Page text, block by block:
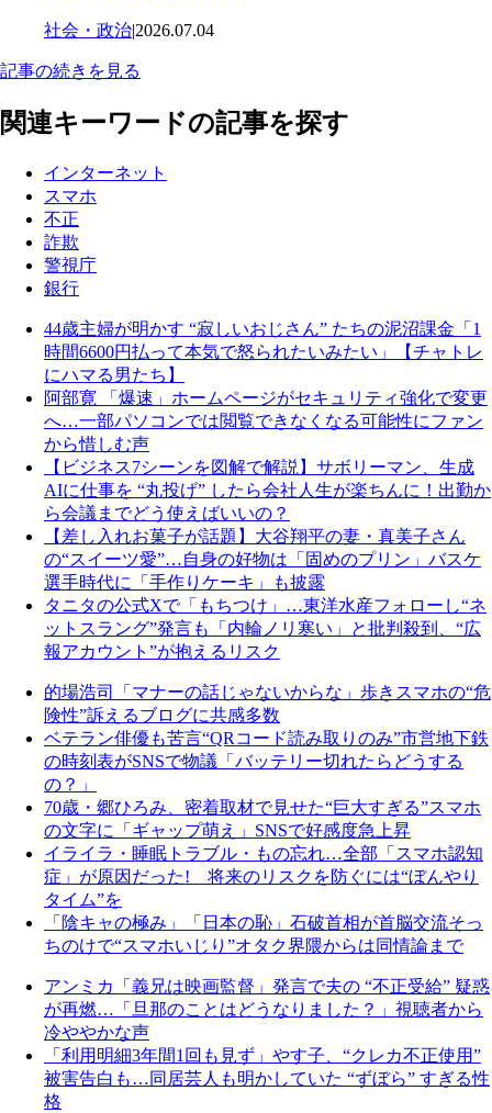
社会・政治|2026.07.04
記事の続きを見る
関連キーワードの記事を探す
インターネット
スマホ
不正
詐欺
警視庁
銀行
44歳主婦が明かす “寂しいおじさん” たちの泥沼課金「1
時間6600円払って本気で怒られたいみたい」【チャトレ
にハマる男たち】
阿部寛 「爆速」ホームページがセキュリティ強化で変更
へ…一部パソコンでは閲覧できなくなる可能性にファン
から惜しむ声
【ビジネス7シーンを図解で解説】サボリーマン、生成
AIに仕事を “丸投げ” したら会社人生が楽ちんに！出勤か
ら会議までどう使えばいいの？
【差し入れお菓子が話題】大谷翔平の妻・真美子さん
の“スイーツ愛”…自身の好物は「固めのプリン」バスケ
選手時代に「手作りケーキ」も披露
タニタの公式Xで「もちつけ」…東洋水産フォローし“ネ
ットスラング”発言も「内輪ノリ寒い」と批判殺到、“広
報アカウント”が抱えるリスク
的場浩司「マナーの話じゃないからな」歩きスマホの“危
険性”訴えるブログに共感多数
ベテラン俳優も苦言“QRコード読み取りのみ”市営地下鉄
の時刻表がSNSで物議「バッテリー切れたらどうする
の？」
70歳・郷ひろみ、密着取材で見せた“巨大すぎる”スマホ
の文字に「ギャップ萌え」SNSで好感度急上昇
イライラ・睡眠トラブル・もの忘れ…全部「スマホ認知
症」が原因だった! 将来のリスクを防ぐには“ぼんやり
タイム”を
「陰キャの極み」「日本の恥」石破首相が首脳交流そっ
ちのけで“スマホいじり”オタク界隈からは同情論まで
アンミカ「義兄は映画監督」発言で夫の “不正受給” 疑惑
が再燃…「旦那のことはどうなりました？」視聴者から
冷ややかな声
「利用明細3年間1回も見ず」やす子、“クレカ不正使用”
被害告白も…同居芸人も明かしていた “ずぼら” すぎる性
格